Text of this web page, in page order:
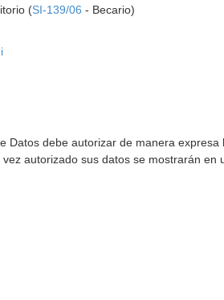
(SI-139/06 - Becario)
Datos debe autorizar de manera
vez autorizado sus datos se mostrarán en